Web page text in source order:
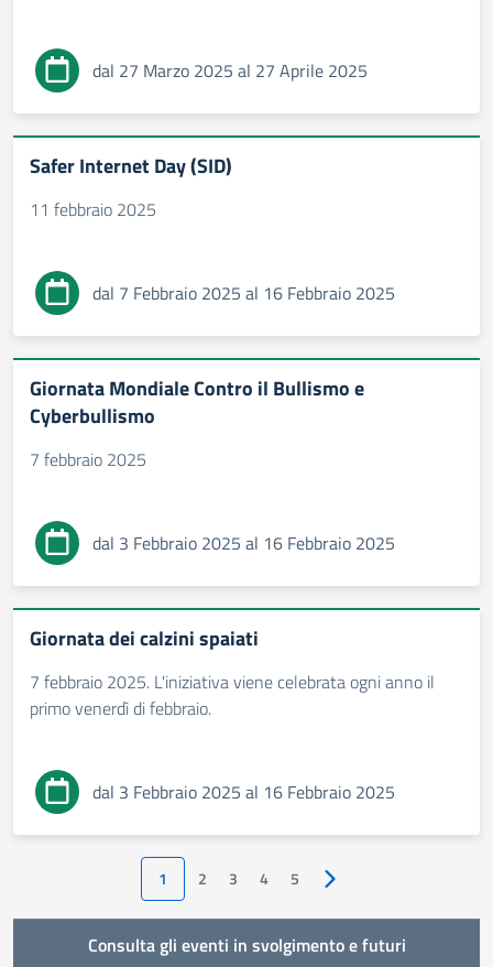
dal 27 Marzo 2025 al 27 Aprile 2025
Safer Internet Day (SID)
11 febbraio 2025
dal 7 Febbraio 2025 al 16 Febbraio 2025
Giornata Mondiale Contro il Bullismo e
Cyberbullismo
7 febbraio 2025
dal 3 Febbraio 2025 al 16 Febbraio 2025
Giornata dei calzini spaiati
7 febbraio 2025. L'iniziativa viene celebrata ogni anno il
primo venerdì di febbraio.
dal 3 Febbraio 2025 al 16 Febbraio 2025
1 2 3 4 5 Pagina successiva
Consulta gli eventi in svolgimento e futuri